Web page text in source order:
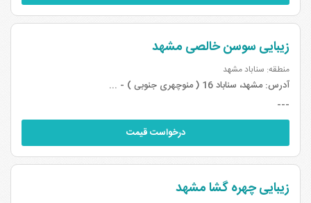
زیبایی سوسن خالصی مشهد
منطقه: سناباد مشهد
آدرس:مشهد، سناباد 16 ( منوچهری جنوبی ) - ...
---
درخواست قیمت
زیبایی چهره گشا مشهد